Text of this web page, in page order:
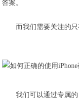
答案。
而我们需要关注的
我们可以通过专属